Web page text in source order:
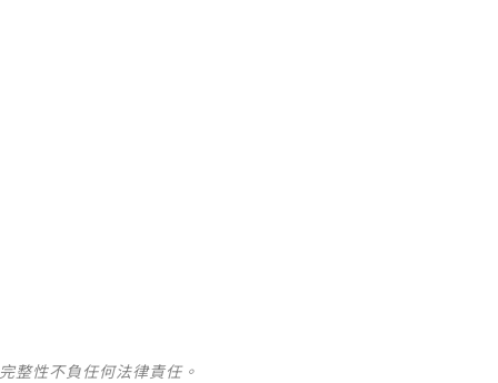
整性不負任何法律責任。